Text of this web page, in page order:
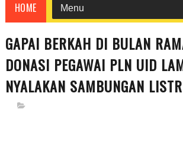
HOME
GAPAI BERKAH DI BULAN
DONASI PEGAWAI PLN UID
NYALAKAN SAMBUNGAN